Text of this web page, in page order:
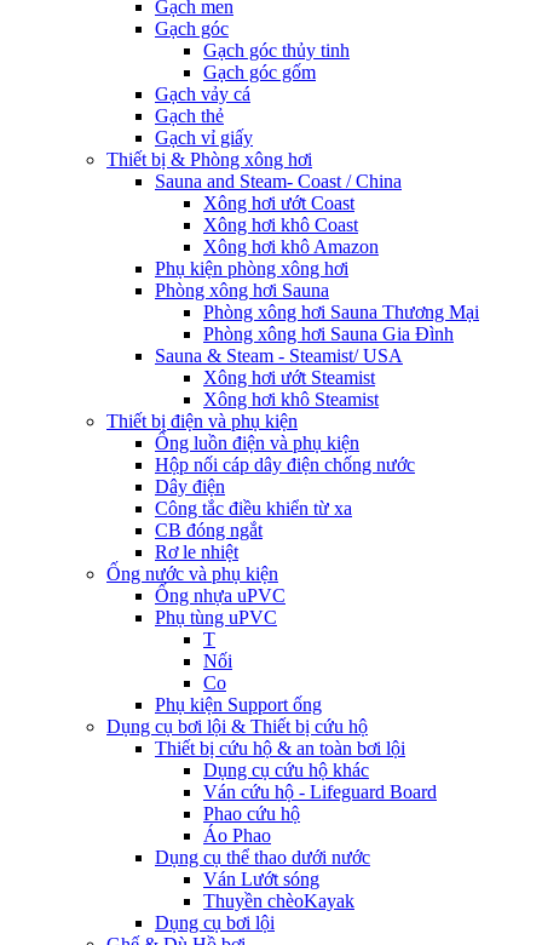
Gạch men
Gạch góc
Gạch góc thủy tinh
Gạch góc gốm
Gạch vảy cá
Gạch thẻ
Gạch vỉ giấy
Thiết bị & Phòng xông hơi
Sauna and Steam- Coast / China
Xông hơi ướt Coast
Xông hơi khô Coast
Xông hơi khô Amazon
Phụ kiện phòng xông hơi
Phòng xông hơi Sauna
Phòng xông hơi Sauna Thương Mại
Phòng xông hơi Sauna Gia Đình
Sauna & Steam - Steamist/ USA
Xông hơi ướt Steamist
Xông hơi khô Steamist
Thiết bị điện và phụ kiện
Ống luồn điện và phụ kiện
Hộp nối cáp dây điện chống nước
Dây điện
Công tắc điều khiển từ xa
CB đóng ngắt
Rơ le nhiệt
Ống nước và phụ kiện
Ống nhựa uPVC
Phụ tùng uPVC
T
Nối
Co
Phụ kiện Support ống
Dụng cụ bơi lội & Thiết bị cứu hộ
Thiết bị cứu hộ & an toàn bơi lội
Dụng cụ cứu hộ khác
Ván cứu hộ - Lifeguard Board
Phao cứu hộ
Áo Phao
Dụng cụ thể thao dưới nước
Ván Lướt sóng
Thuyền chèoKayak
Dụng cụ bơi lội